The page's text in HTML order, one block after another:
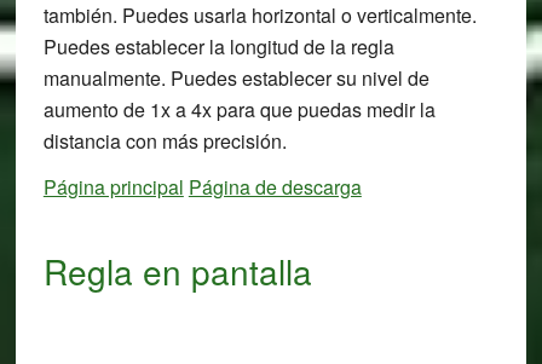
también. Puedes usarla horizontal o verticalmente.
Puedes establecer la longitud de la regla
manualmente. Puedes establecer su nivel de
aumento de 1x a 4x para que puedas medir la
distancia con más precisión.
Página principal Página de descarga
Regla en pantalla